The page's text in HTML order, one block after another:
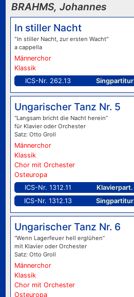
BRAHMS, Johannes
In stiller Nacht
"In stiller Nacht, zur ersten Wacht"
a cappella
Männerchor
Klassik
ICS-Nr. 262.13
Singpartitur
Ungarischer Tanz Nr. 5
“Langsam bricht die Nacht herein”
für Klavier oder Orchester
Satz: Otto Groll
Männerchor
Klassik
Chor mit Orchester
Osteuropa
ICS-Nr. 1312.11
Klavierpart.
ICS-Nr. 1312.13
Singpartitur
Ungarischer Tanz Nr. 6
“Wenn Lagerfeuer hell erglühen”
mit Klavier oder Orchester
Satz: Otto Groll
Männerchor
Klassik
Chor mit Orchester
Osteuropa